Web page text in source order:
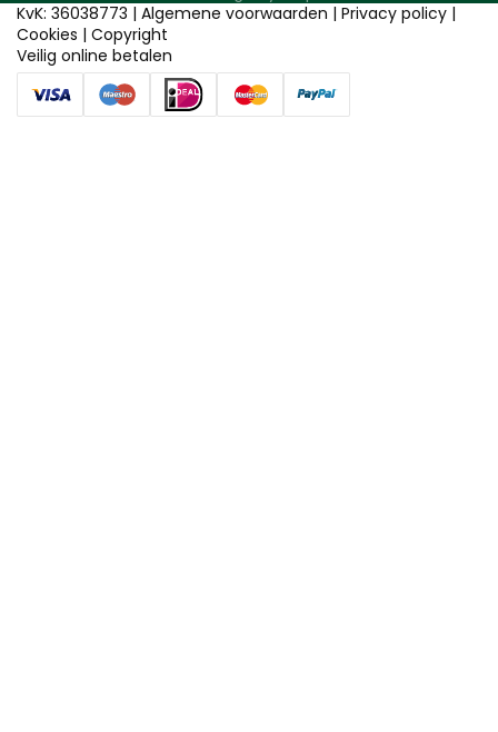
KvK: 36038773 | Algemene voorwaarden | Privacy policy |
Cookies | Copyright
Veilig online betalen